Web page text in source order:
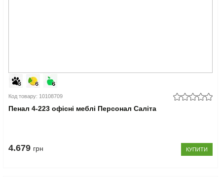
Код товару: 10108709
Пенал 4-223 офісні меблі Персонал Саліта
4.679 грн КУПИТИ